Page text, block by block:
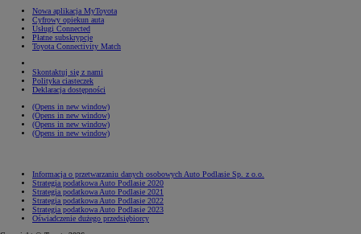
Nowa aplikacja MyToyota
Cyfrowy opiekun auta
Usługi Connected
Płatne subskrypcje
Toyota Connectivity Match
Skontaktuj się z nami
Polityka ciasteczek
Deklaracja dostępności
(Opens in new window)
(Opens in new window)
(Opens in new window)
(Opens in new window)
Informacja o przetwarzaniu danych osobowych Auto Podlasie Sp. z o.o.
Strategia podatkowa Auto Podlasie 2020
Strategia podatkowa Auto Podlasie 2021
Strategia podatkowa Auto Podlasie 2022
Strategia podatkowa Auto Podlasie 2023
Oświadczenie dużego przedsiębiorcy